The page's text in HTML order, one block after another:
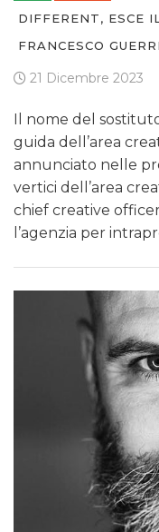
DIFFERENT, ESCE
FRANCESCO
21 Dicembre 2023
Il nome del
guida dell’area
annunciato nelle
vertici dell’area
chief creative
l’agenzia per